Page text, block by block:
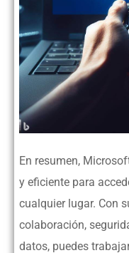
En resumen,
y eficiente para
cualquier lugar. Con
colaboración,
datos, puedes